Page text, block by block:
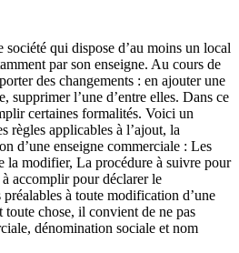
qui dispose d’au moins un local
par son enseigne. Au cours de
des changements : en ajouter une
supprimer l’une d’entre elles. Dans ce
certaines formalités. Voici un
règles applicables à l’ajout, la
d’une enseigne commerciale : Les
la modifier, La procédure à suivre pour
accomplir pour déclarer le
à toute modification d’une
chose, il convient de ne pas
dénomination sociale et nom